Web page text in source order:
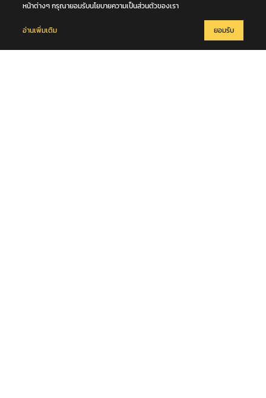
เสียชีวิตกลางถนนพหลโยธิน จ.ปทุมธานี
หน้าต่างๆ กรุณายอมรับนโยบายความเป็นส่วนตัวของเรา
อ่านเพิ่มเติม ยอมรับ